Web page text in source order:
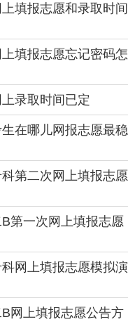
填报志愿和录取时间
填报志愿忘记密码怎
录取时间已定
在哪儿网报志愿最稳
第二次网上填报志愿
第一次网上填报志愿
网上填报志愿模拟演
网上填报志愿公告方